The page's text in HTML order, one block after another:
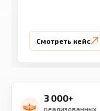
Смотреть кейс
3 000+
реализованных